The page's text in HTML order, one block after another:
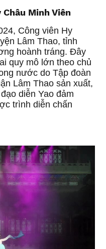
Minh Viên
Công viên Hy
Lâm Thao, tỉnh
hoành tráng. Đây
quy mô lớn theo chủ
nước do Tập đoàn
Lâm Thao sản xuất,
diễn Yao đảm
trình diễn chấn